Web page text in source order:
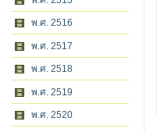
พ.ศ. 2516
พ.ศ. 2517
พ.ศ. 2518
พ.ศ. 2519
พ.ศ. 2520